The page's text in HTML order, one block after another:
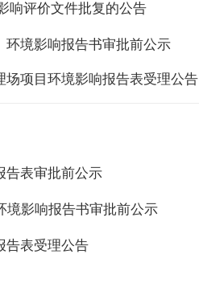
响评价文件批复的公告
环境影响报告书审批前公示
项目环境影响报告表受理公告
告表审批前公示
境影响报告书审批前公示
告表受理公告